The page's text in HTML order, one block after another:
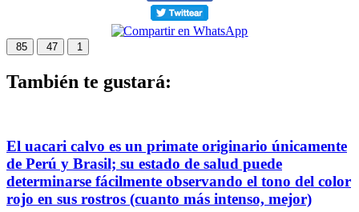
85 47 1
También te gustará:
El uacari calvo es un primate originario únicamente
de Perú y Brasil; su estado de salud puede
determinarse fácilmente observando el tono del color
rojo en sus rostros (cuanto más intenso, mejor)